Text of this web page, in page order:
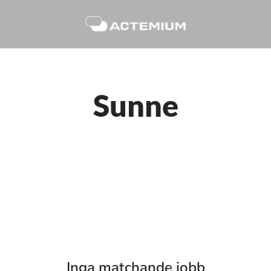
Sunne